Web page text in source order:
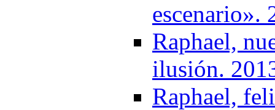
escenario».
Raphael,
ilusión.
Raphael,